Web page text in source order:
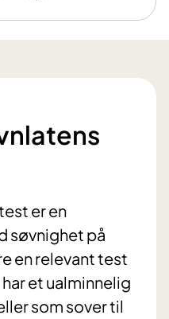
er en
søvnighet på
en relevant test
et ualminnelig
som sover til